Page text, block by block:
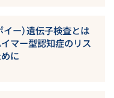
イー）遺伝子検査とは
マー型認知症のリス
に